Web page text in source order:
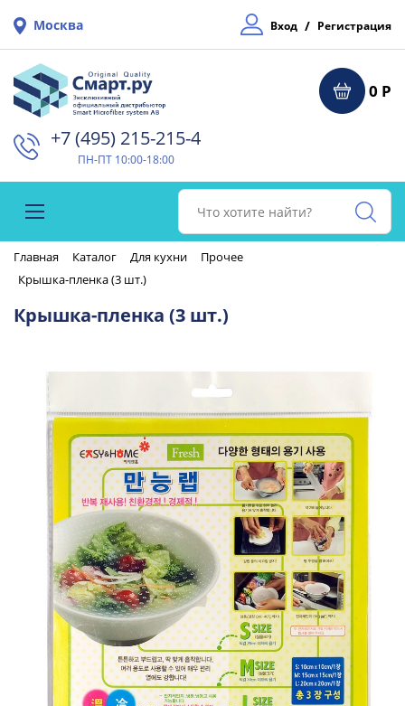
Москва Вход / Регистрация
0 Р
+7 (495) 215-215-4⁠
ПН-ПТ 10:00-18:00
Главная Каталог Для кухни
Прочее
Крышка-пленка (3 шт.)
Крышка-пленка (3 шт.)